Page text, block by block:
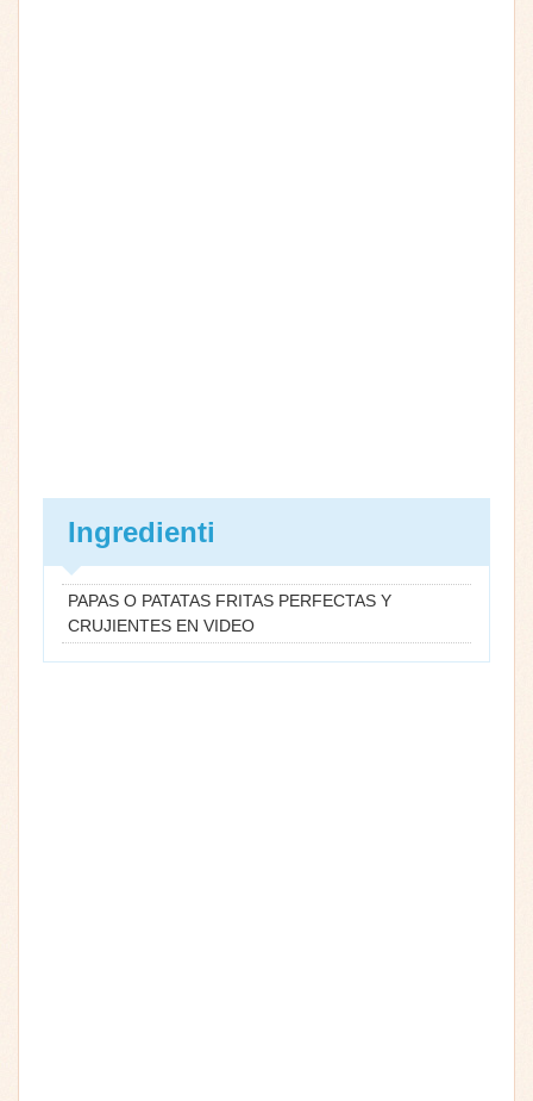
Ingredienti
PAPAS O PATATAS FRITAS PERFECTAS Y
CRUJIENTES EN VIDEO